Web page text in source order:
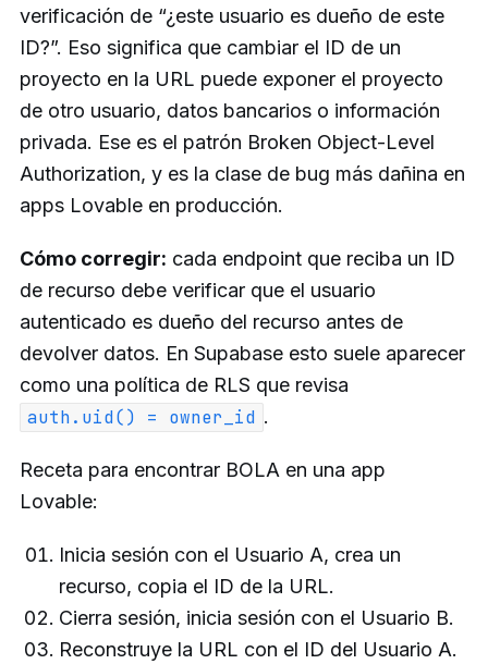
verificación de “¿este usuario es dueño de este
ID?”. Eso significa que cambiar el ID de un
proyecto en la URL puede exponer el proyecto
de otro usuario, datos bancarios o información
privada. Ese es el patrón Broken Object-Level
Authorization, y es la clase de bug más dañina en
apps Lovable en producción.
Cómo corregir: cada endpoint que reciba un ID
de recurso debe verificar que el usuario
autenticado es dueño del recurso antes de
devolver datos. En Supabase esto suele aparecer
como una política de RLS que revisa
auth.uid() = owner_id .
Receta para encontrar BOLA en una app
Lovable:
Inicia sesión con el Usuario A, crea un
recurso, copia el ID de la URL.
Cierra sesión, inicia sesión con el Usuario B.
Reconstruye la URL con el ID del Usuario A.